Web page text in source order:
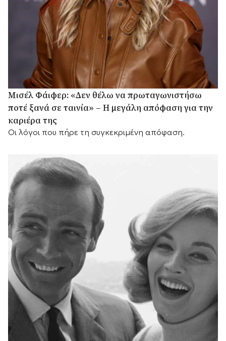
Μισέλ Φάιφερ: «Δεν θέλω να πρωταγωνιστήσω
ποτέ ξανά σε ταινία» – Η μεγάλη απόφαση για την
καριέρα της
Οι λόγοι που πήρε τη συγκεκριμένη απόφαση.